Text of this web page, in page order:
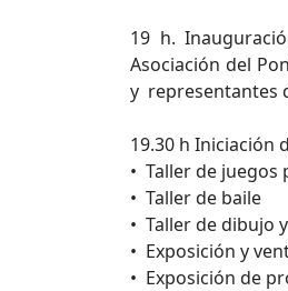
19 h.
Asociación del
y representantes
19.30 h Iniciación
• Taller de
• Taller de baile
• Taller de dibujo
• Exposición y
• Exposición de